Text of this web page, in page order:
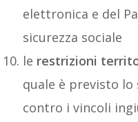
elettronica e del
sicurezza sociale
le restrizioni
quale è previsto
contro i vincoli